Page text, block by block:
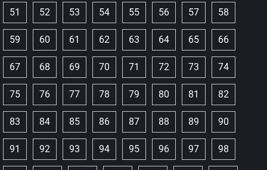
51 52 53 54 55 56 57 58
59 60 61 62 63 64 65 66
67 68 69 70 71 72 73 74
75 76 77 78 79 80 81 82
83 84 85 86 87 88 89 90
91 92 93 94 95 96 97 98